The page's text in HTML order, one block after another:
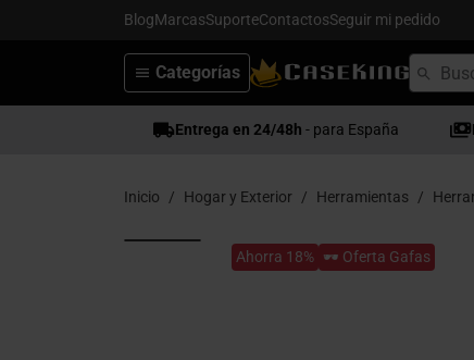
BlogMarcasSuporteContactosSeguir mi pedido
Categorías
Entrega en 24/48h - para España
Inicio Hogar y Exterior Herramientas
Ahorra 18% 🕶️ Oferta Gafas